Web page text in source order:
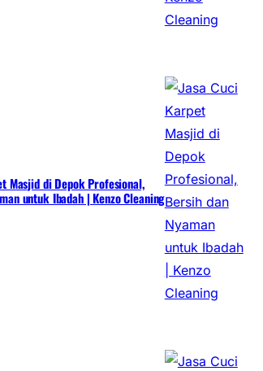
Masjid di Depok Profesional,
untuk Ibadah | Kenzo Cleaning